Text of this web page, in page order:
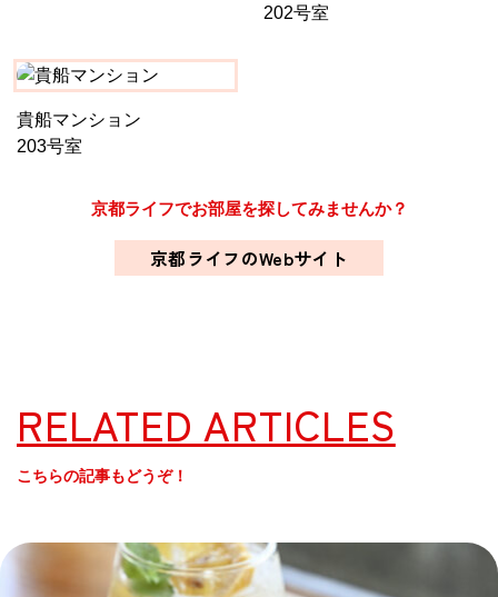
202号室
貴船マンション
203号室
京都ライフでお部屋を探してみませんか？
京都ライフのWebサイト
RELATED ARTICLES
こちらの記事もどうぞ！